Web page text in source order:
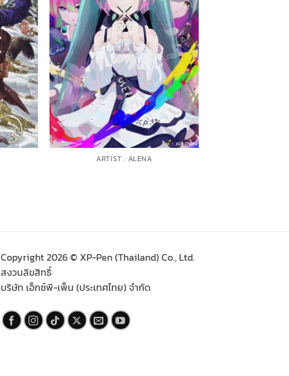
ARTIST : ALENA
Copyright 2026 © XP-Pen (Thailand) Co., Ltd.
สงวนลิขสิทธิ์
บริษัท เอ็กซ์พี-เพ็น (ประเทศไทย) จำกัด